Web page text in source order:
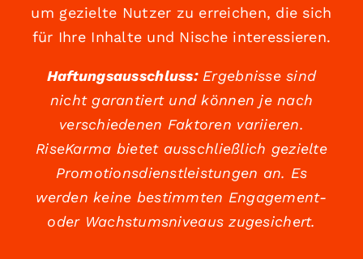
um gezielte Nutzer zu erreichen, die sich
für Ihre Inhalte und Nische interessieren.
Haftungsausschluss:Ergebnisse sind
nicht garantiert und können je nach
verschiedenen Faktoren variieren.
RiseKarma bietet ausschließlich gezielte
Promotionsdienstleistungen an. Es
werden keine bestimmten Engagement-
oder Wachstumsniveaus zugesichert.